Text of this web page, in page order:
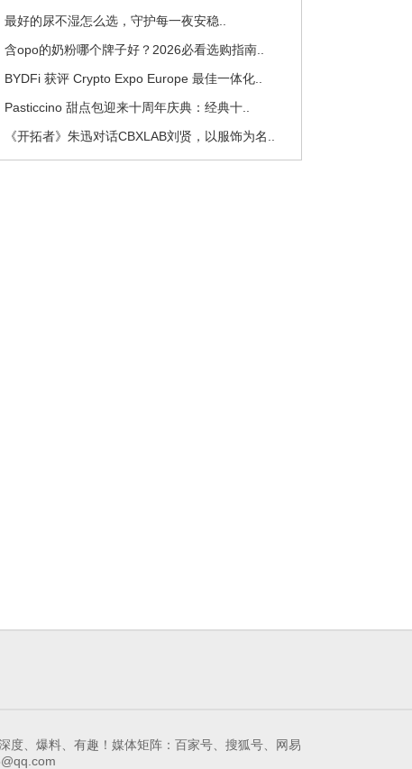
最好的尿不湿怎么选，守护每一夜安稳..
含opo的奶粉哪个牌子好？2026必看选购指南..
BYDFi 获评 Crypto Expo Europe 最佳一体化..
Pasticcino 甜点包迎来十周年庆典：经典十..
《开拓者》朱迅对话CBXLAB刘贤，以服饰为名..
、爆料、有趣！媒体矩阵：百家号、搜狐号、网易